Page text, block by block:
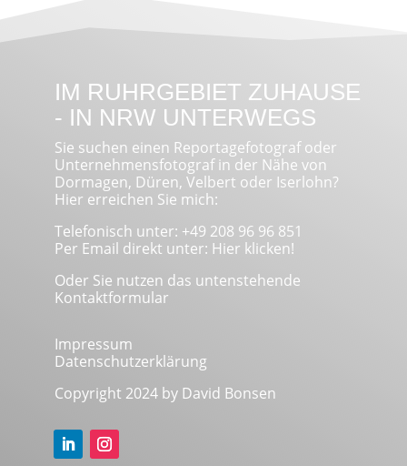
IM RUHRGEBIET ZUHAUSE
- IN NRW UNTERWEGS
Sie suchen einen Reportagefotograf oder
Unternehmensfotograf in der Nähe von
Dormagen, Düren, Velbert oder Iserlohn?
Hier erreichen Sie mich:
Telefonisch unter: +49 208 96 96 851
Per Email direkt unter: Hier klicken!
Oder Sie nutzen das untenstehende
Kontaktformular
Impressum
Datenschutzerklärung
Copyright 2024 by David Bonsen